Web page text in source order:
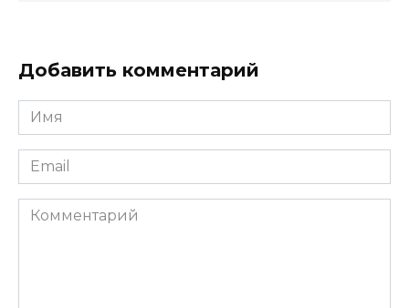
Добавить комментарий
Имя
*
Email
*
Комментарий